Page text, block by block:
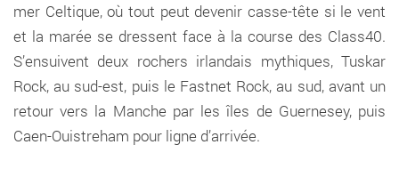
mer Celtique, où tout peut devenir casse-tête si le vent
et la marée se dressent face à la course des Class40.
S’ensuivent deux rochers irlandais mythiques, Tuskar
Rock, au sud-est, puis le Fastnet Rock, au sud, avant un
retour vers la Manche par les îles de Guernesey, puis
Caen-Ouistreham pour ligne d’arrivée.